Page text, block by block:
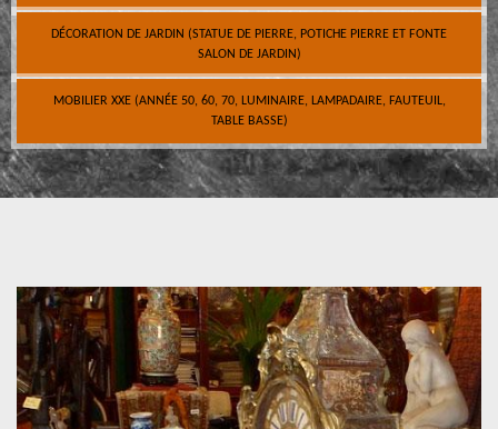
DÉCORATION DE JARDIN (STATUE DE PIERRE, POTICHE PIERRE ET FONTE
SALON DE JARDIN)
MOBILIER XXE (ANNÉE 50, 60, 70, LUMINAIRE, LAMPADAIRE, FAUTEUIL,
TABLE BASSE)